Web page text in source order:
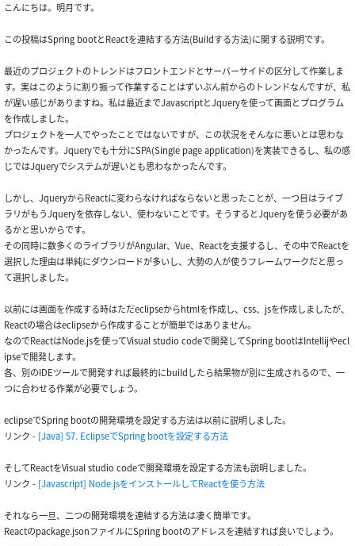
こんにちは。明月です。
この投稿はSpring bootとReactを連結する方法(Buildする方法)に関する説明です。
最近のプロジェクトのトレンドはフロントエンドとサーバーサイドの区分して作業しま
す。実はこのように割り振って作業することはずいぶん前からのトレンドなんですが、私
が遅い感じがありますね。私は最近までJavascriptとJqueryを使って画面とプログラム
を作成しました。
プロジェクトを一人でやったことではないですが、この状況をそんなに悪いとは思わな
かったんです。Jqueryでも十分にSPA(Single page application)を実装できるし、私の感
じではJqueryでシステムが遅いとも思わなかったんです。
しかし、JqueryからReactに変わらなければならないと思ったことが、一つ目はライブ
ラリがもうJqueryを依存しない、使わないことです。そうするとJqueryを使う必要があ
るかと思いからです。
その同時に数多くのライブラリがAngular、Vue、Reactを支援するし、その中でReactを
選択した理由は単純にダウンロードが多いし、大勢の人が使うフレームワークだと思っ
て選択しました。
以前には画面を作成する時はただeclipseからhtmlを作成し、css、jsを作成しましたが、
Reactの場合はeclipseから作成することが簡単ではありません。
なのでReactはNode.jsを使ってVisual studio codeで開発してSpring bootはIntellijやecl
ipseで開発します。
各、別のIDEツールで開発すれば最終的にbuildしたら結果物が別に生成されるので、一
つに合わせる作業が必要でしょう。
eclipseでSpring bootの開発環境を設定する方法は以前に説明しました。
リンク - [Java] 57. EclipseでSpring bootを設定する方法
そしてReactをVisual studio codeで開発環境を設定する方法も説明しました。
リンク - [Javascript] Node.jsをインストールしてReactを使う方法
それなら一旦、二つの開発環境を連結する方法は凄く簡単です。
Reactのpackage.jsonファイルにSpring bootのアドレスを連結すれば良いでしょう。